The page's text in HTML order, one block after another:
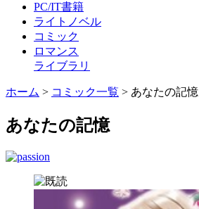
PC/IT書籍
ライトノベル
コミック
ロマンス
ライブラリ
ホーム > コミック一覧 > あなたの記憶
あなたの記憶